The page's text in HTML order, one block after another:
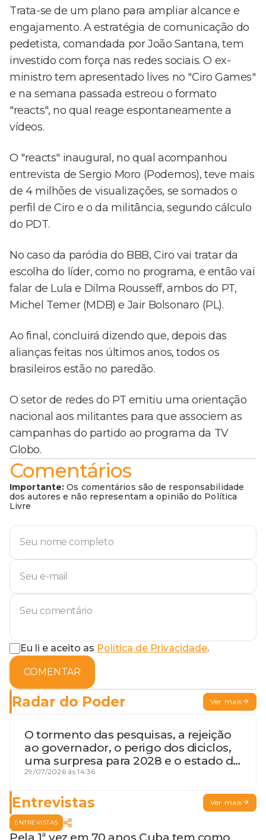
Trata-se de um plano para ampliar alcance e
engajamento. A estratégia de comunicação do
pedetista, comandada por João Santana, tem
investido com força nas redes sociais. O ex-
ministro tem apresentado lives no "Ciro Games"
e na semana passada estreou o formato
"reacts", no qual reage espontaneamente a
vídeos.
O "reacts" inaugural, no qual acompanhou
entrevista de Sergio Moro (Podemos), teve mais
de 4 milhões de visualizações, se somados o
perfil de Ciro e o da militância, segundo cálculo
do PDT.
No caso da paródia do BBB, Ciro vai tratar da
escolha do líder, como no programa, e então vai
falar de Lula e Dilma Rousseff, ambos do PT,
Michel Temer (MDB) e Jair Bolsonaro (PL).
Ao final, concluirá dizendo que, depois das
alianças feitas nos últimos anos, todos os
brasileiros estão no paredão.
O setor de redes do PT emitiu uma orientação
nacional aos militantes para que associem as
campanhas do partido ao programa da TV
Globo.
Comentários
Importante: Os comentários são de responsabilidade
dos autores e não representam a opinião do Política
Livre
Eu li e aceito as Política de Privacidade.
COMENTAR
Radar do Poder Ver mais
O tormento das pesquisas, a rejeição
ao governador, o perigo dos diciclos,
uma surpresa para 2028 e o estado de
terceira guerra mundial
29/07/2026 às 14:36
Entrevistas Ver mais
ENTREVISTAS